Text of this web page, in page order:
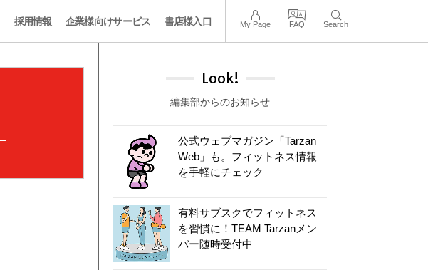
採用情報 企業様向けサービス 書店様入口 My Page FAQ Search
Look!
編集部からのお知らせ
公式ウェブマガジン「Tarzan
Web」も。フィットネス情報
を手軽にチェック
有料サブスクでフィットネス
を習慣に！TEAM Tarzanメン
バー随時受付中